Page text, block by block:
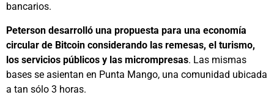
bancarios.
Peterson desarrolló una propuesta para una economía
circular de Bitcoin considerando las remesas, el turismo,
los servicios públicos y las micrompresas. Las mismas
bases se asientan en Punta Mango, una comunidad ubicada
a tan sólo 3 horas.